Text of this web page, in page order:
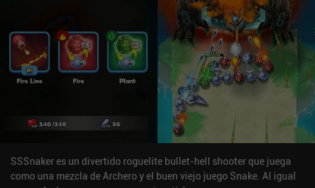
SSSnaker es un divertido roguelite bullet-hell shooter que juega
como una mezcla de Archero y el buen viejo juego Snake. Al igual